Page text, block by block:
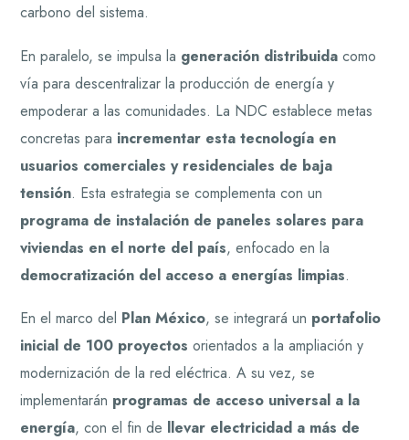
carbono del sistema.
En paralelo, se impulsa la generación distribuida como
vía para descentralizar la producción de energía y
empoderar a las comunidades. La NDC establece metas
concretas para incrementar esta tecnología en
usuarios comerciales y residenciales de baja
tensión. Esta estrategia se complementa con un
programa de instalación de paneles solares para
viviendas en el norte del país, enfocado en la
democratización del acceso a energías limpias.
En el marco del Plan México, se integrará un portafolio
inicial de 100 proyectos orientados a la ampliación y
modernización de la red eléctrica. A su vez, se
implementarán programas de acceso universal a la
energía, con el fin de llevar electricidad a más de